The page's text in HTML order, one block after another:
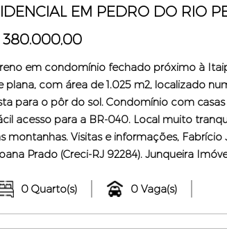
EM PEDRO DO RIO
380.000,00
em condomínio fechado próximo à
com área de 1.025 m2, localizado
para o pôr do sol. Condomínio com
acesso para a BR-040. Local muito
montanhas. Visitas e informações,
Prado (Creci-RJ 92284). Junqueira
aviso prévio.
0 Quarto(s) 0 Vaga(s)